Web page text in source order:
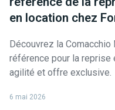
en location chez
Découvrez la
référence pour la reprise
agilité et offre exclusive.
6 mai 2026